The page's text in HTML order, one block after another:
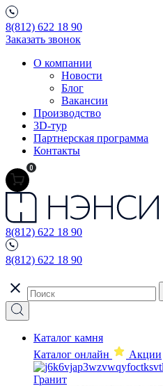
8(812) 622 18 90
Заказать звонок
О компании
Новости
Блог
Вакансии
Производство
3D-тур
Партнерская программа
Контакты
0
8(812) 622 18 90
8(812) 622 18 90
Каталог камня
Каталог онлайн
Акции
Гранит